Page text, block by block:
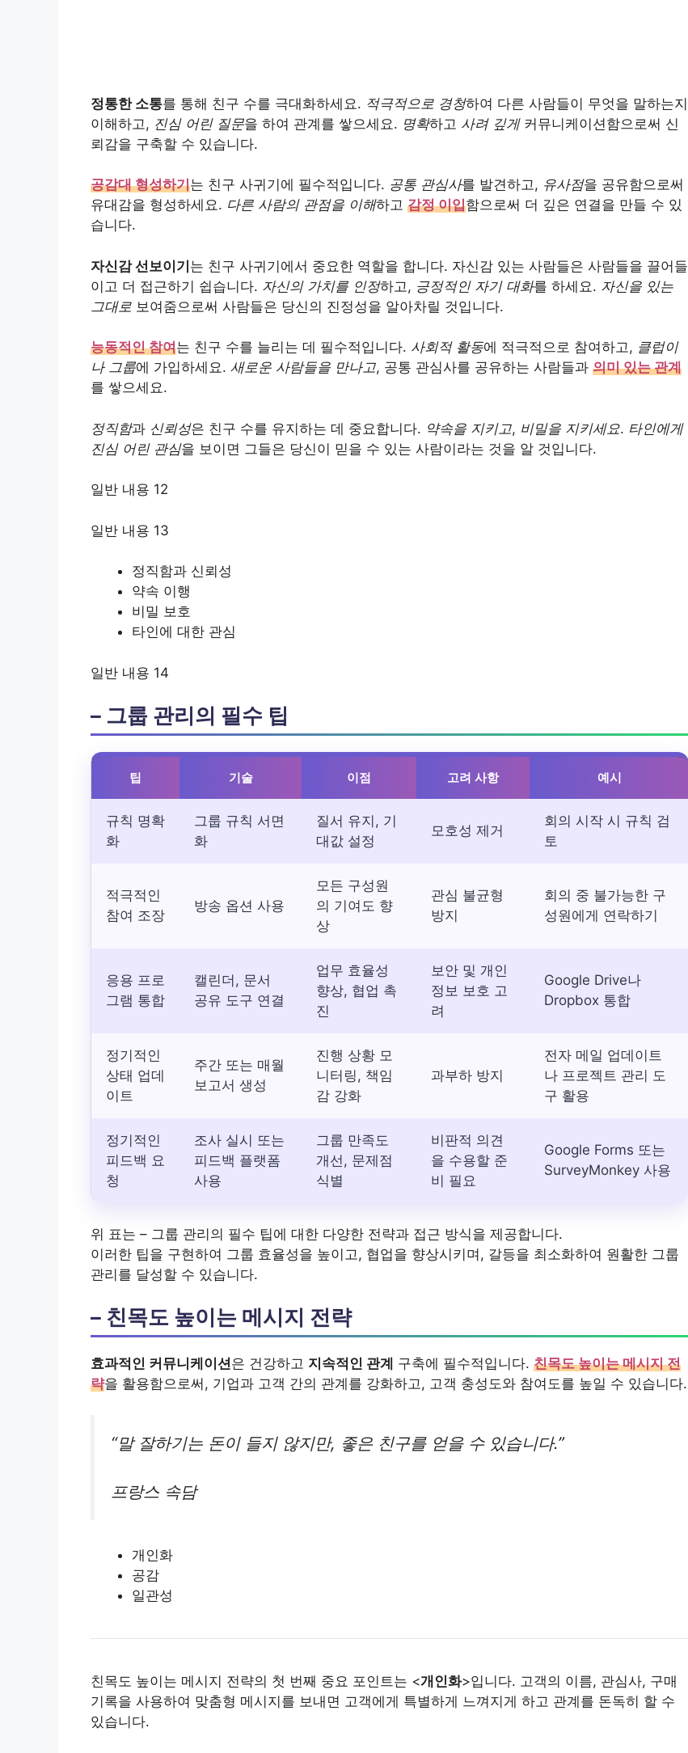
정통한 소통를 통해 친구 수를 극대화하세요. 적극적으로 경청하여 다른 사람들이 무엇을 말하는지
이해하고, 진심 어린 질문을 하여 관계를 쌓으세요. 명확하고 사려 깊게커뮤니케이션함으로써 신
뢰감을 구축할 수 있습니다.
공감대 형성하기는 친구 사귀기에 필수적입니다. 공통 관심사를 발견하고, 유사점을 공유함으로써
유대감을 형성하세요. 다른 사람의 관점을 이해하고 감정 이입함으로써 더 깊은 연결을 만들 수 있
습니다.
자신감 선보이기는 친구 사귀기에서 중요한 역할을 합니다. 자신감 있는 사람들은 사람들을 끌어들
이고 더 접근하기 쉽습니다. 자신의 가치를 인정하고, 긍정적인 자기 대화를 하세요. 자신을 있는
그대로 보여줌으로써 사람들은 당신의 진정성을 알아차릴 것입니다.
능동적인 참여는 친구 수를 늘리는 데 필수적입니다. 사회적 활동에 적극적으로 참여하고, 클럽이
나 그룹에 가입하세요. 새로운 사람들을 만나고, 공통 관심사를 공유하는 사람들과 의미 있는 관계
를 쌓으세요.
정직함과 신뢰성은 친구 수를 유지하는 데 중요합니다. 약속을 지키고, 비밀을 지키세요. 타인에게
진심 어린 관심을 보이면 그들은 당신이 믿을 수 있는 사람이라는 것을 알 것입니다.
일반 내용 12
일반 내용 13
정직함과 신뢰성
약속 이행
비밀 보호
타인에 대한 관심
일반 내용 14
– 그룹 관리의 필수 팁
팁 기술 이점 고려 사항 예시
규칙 명확
화
그룹 규칙 서면
화
질서 유지, 기
대값 설정
모호성 제거
회의 시작 시 규칙 검
토
적극적인
참여 조장
방송 옵션 사용
모든 구성원
의 기여도 향
상
관심 불균형
방지
회의 중 불가능한 구
성원에게 연락하기
응용 프로
그램 통합
캘린더, 문서
공유 도구 연결
업무 효율성
향상, 협업 촉
진
보안 및 개인
정보 보호 고
려
Google Drive나
Dropbox 통합
정기적인
상태 업데
이트
주간 또는 매월
보고서 생성
진행 상황 모
니터링, 책임
감 강화
과부하 방지
전자 메일 업데이트
나 프로젝트 관리 도
구 활용
정기적인
피드백 요
청
조사 실시 또는
피드백 플랫폼
사용
그룹 만족도
개선, 문제점
식별
비판적 의견
을 수용할 준
비 필요
Google Forms 또는
SurveyMonkey 사용
위 표는 – 그룹 관리의 필수 팁에 대한 다양한 전략과 접근 방식을 제공합니다.
이러한 팁을 구현하여 그룹 효율성을 높이고, 협업을 향상시키며, 갈등을 최소화하여 원활한 그룹
관리를 달성할 수 있습니다.
– 친목도 높이는 메시지 전략
효과적인 커뮤니케이션은 건강하고 지속적인 관계 구축에 필수적입니다. 친목도 높이는 메시지 전
략을 활용함으로써, 기업과 고객 간의 관계를 강화하고, 고객 충성도와 참여도를 높일 수 있습니다.
“말 잘하기는 돈이 들지 않지만, 좋은 친구를 얻을 수 있습니다.”
프랑스 속담
개인화
공감
일관성
친목도 높이는 메시지 전략의 첫 번째 중요 포인트는 <개인화>입니다. 고객의 이름, 관심사, 구매
기록을 사용하여 맞춤형 메시지를 보내면 고객에게 특별하게 느껴지게 하고 관계를 돈독히 할 수
있습니다.